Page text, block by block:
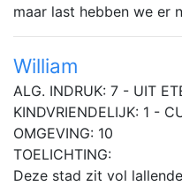
maar last hebben we er
William
ALG. INDRUK: 7 - UIT
KINDVRIENDELIJK: 1 -
OMGEVING: 10
TOELICHTING:
Deze stad zit vol